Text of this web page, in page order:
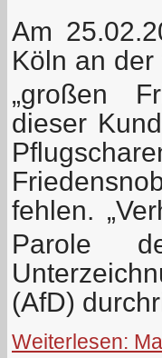
Am
Köln an
„großen
dieser
fehlen.
Parole
(AfD)
Weiterlesen: